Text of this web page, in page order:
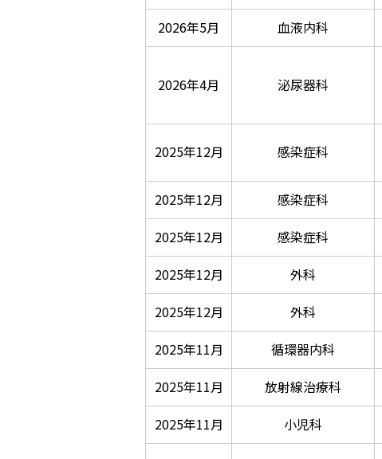
2026年5月
血液内科
2026年4月 泌尿器科
2025年12月 感染症科
2025年12月
感染症科
2025年12月
感染症科
2025年12月
外科
2025年12月
外科
2025年11月
循環器内科
2025年11月
放射線治療科
2025年11月
小児科